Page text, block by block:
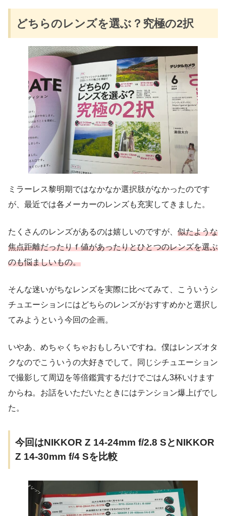
どちらのレンズを選ぶ？究極の2択
ミラーレス黎明期ではなかなか選択肢がなかったのです
が、最近では各メーカーのレンズも充実してきました。
たくさんのレンズがあるのは嬉しいのですが、 似たような
焦点距離だったりｆ値があったりとひとつのレンズを選ぶ
のも悩ましいもの。
そんな迷いがちなレンズを実際に比べてみて、こういうシ
チュエーションにはどちらのレンズがおすすめかと選択し
てみようという今回の企画。
いやあ、めちゃくちゃおもしろいですね。僕はレンズオタ
クなのでこういうの大好きでして。同じシチュエーション
で撮影して周辺を等倍鑑賞するだけでごはん3杯いけます
からね。お話をいただいたときにはテンション爆上げでし
た。
今回はNIKKOR Z 14-24mm f/2.8 SとNIKKOR
Z 14-30mm f/4 Sを比較